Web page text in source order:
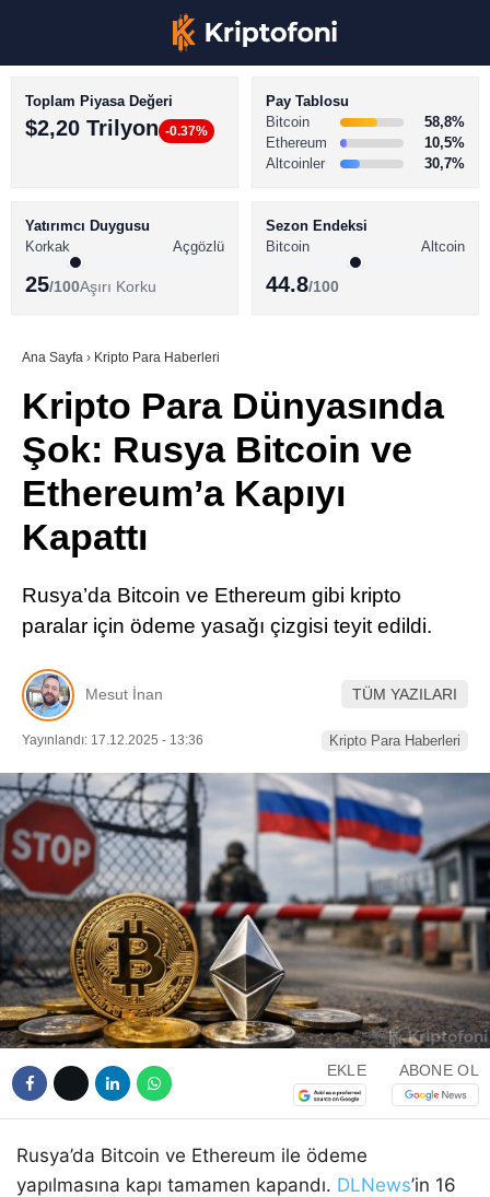
Youtube
TikTok
Pinterest
Telegram
BİTCOİN HABERLERİ
ALTCOİN HABERLERİ
SÖZLÜK
Toplam Piyasa Değeri
$2,20 Trilyon -0.37%
Pay Tablosu
Bitcoin
58,8%
Ethereum
10,5%
Altcoinler
30,7%
Yatırımcı Duygusu
Korkak
Açgözlü
25/100Aşırı Korku
Sezon Endeksi
Bitcoin
Altcoin
44.8/100
Ana Sayfa › Kripto Para Haberleri
Kripto Para Dünyasında
Şok: Rusya Bitcoin ve
Ethereum’a Kapıyı
Kapattı
Rusya’da Bitcoin ve Ethereum gibi kripto
paralar için ödeme yasağı çizgisi teyit edildi.
Mesut İnan TÜM YAZILARI
Yayınlandı: 17.12.2025 - 13:36 Kripto Para Haberleri
EKLE ABONE OL
Rusya’da Bitcoin ve Ethereum ile ödeme
yapılmasına kapı tamamen kapandı. DLNews’in 16